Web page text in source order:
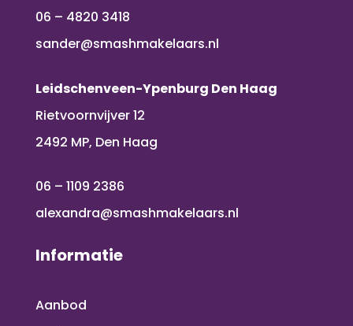
06 – 4820 3418
sander@smashmakelaars.nl
Leidschenveen-Ypenburg Den Haag
Rietvoornvijver 12
2492 MP, Den Haag
06 – 1109 2386
alexandra@smashmakelaars.nl
Informatie
Aanbod